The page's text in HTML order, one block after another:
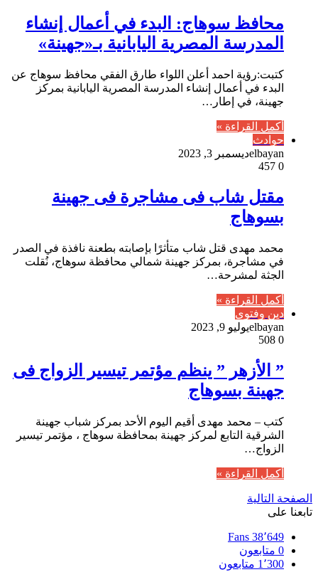
محافظ سوهاج: البدء في أعمال إنشاء
المدرسة المصرية اليابانية بـ«جهينة»
كتبت:رؤية احمد أعلن اللواء طارق الفقي محافظ سوهاج عن
البدء في أعمال إنشاء المدرسة المصرية اليابانية بمركز
جهينة، في إطار…
أكمل القراءة »
حوادث
elbayanديسمبر 3, 2023
0
مقتل شاب فى مشاجرة فى جهينة
بسوهاج
محمد مهدى قتل شاب متأثرًا بإصابته بطعنة نافذة في الصدر
في مشاجرة، بمركز جهينة شمالي محافظة سوهاج، نُقلت
الجثة لمشرحة…
أكمل القراءة »
دين وفتوى
elbayanيوليو 9, 2023
0
” الأزهر ” ينظم مؤتمر تيسير الزواج فى
جهينة بسوهاج
كتب – محمد مهدى أقيم اليوم الأحد بمركز شباب جهينة
الشرقية التابع لمركز جهينة بمحافظة سوهاج ، مؤتمر تيسير
الزواج…
أكمل القراءة »
الصفحة التالية
تابعنا على
38٬649 Fans
0 متابعون
1٬300 متابعون